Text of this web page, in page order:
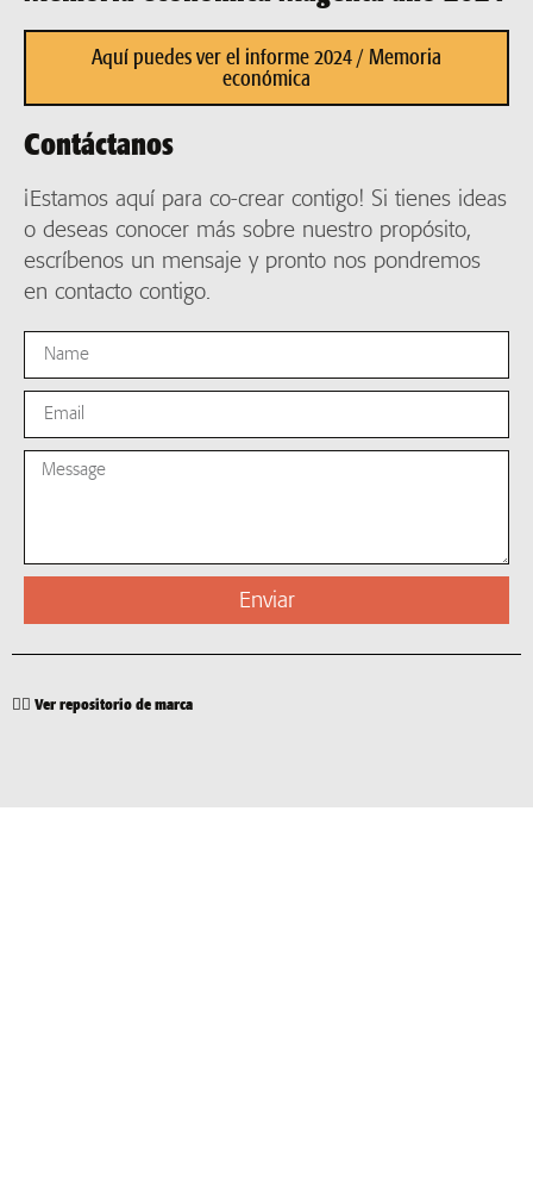
Aquí puedes ver el informe 2024 / Memoria
económica
Contáctanos
¡Estamos aquí para co-crear contigo! Si tienes ideas
o deseas conocer más sobre nuestro propósito,
escríbenos un mensaje y pronto nos pondremos
en contacto contigo.
Enviar
👉🏽 Ver repositorio de marca